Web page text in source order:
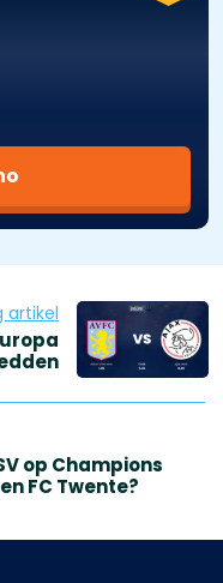
artikel
op Champions
FC Twente?